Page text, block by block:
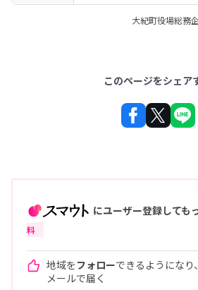
大紀町役場総務
このページをシェア
にユーザー登録しても
料
地域をフォローできるようになり、
メールで届く